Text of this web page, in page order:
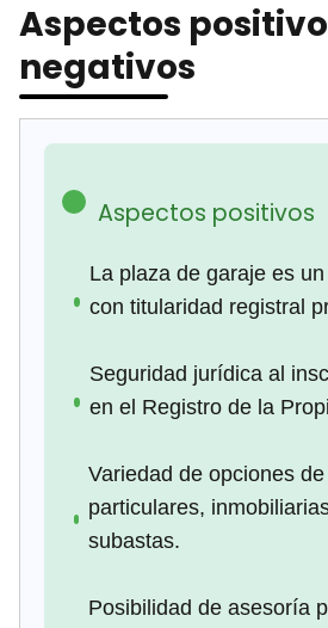
Aspectos
negativos
Aspectos positivos
La plaza de garaje es
con titularidad registral
Seguridad jurídica al
en el Registro de la
Variedad de opciones
particulares,
subastas.
Posibilidad de asesoría